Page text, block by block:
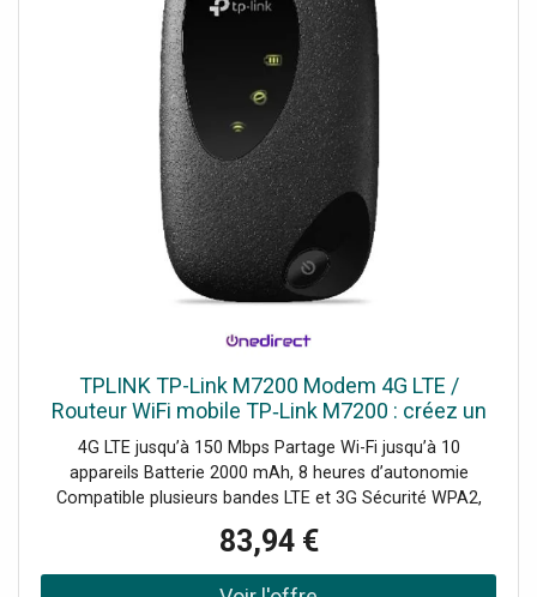
TPLINK TP-Link M7200 Modem 4G LTE /
Routeur WiFi mobile TP‑Link M7200 : créez un
hotspot sécurisé puissant pour jusqu’à 10
utilisateurs, 8h d’autonomie.
4G LTE jusqu’à 150 Mbps Partage Wi-Fi jusqu’à 10
appareils Batterie 2000 mAh, 8 heures d’autonomie
Compatible plusieurs bandes LTE et 3G Sécurité WPA2,
connexion et batterie Installation rapide plug-and-play
83,94 €